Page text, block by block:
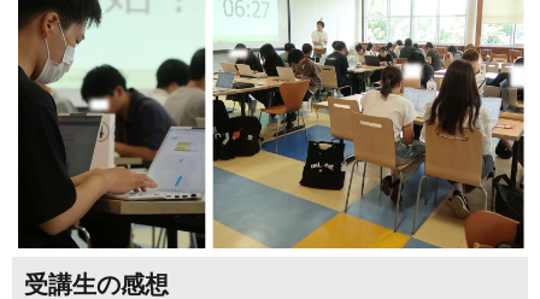
受講生の感想
自動車学校に入校する
新入生歓迎企画に参加する
入学式への直行バスを利用する
宮崎への交通・宿泊手配サポート（日本旅行）
宮崎への交通・宿泊手配サポート（JTB）